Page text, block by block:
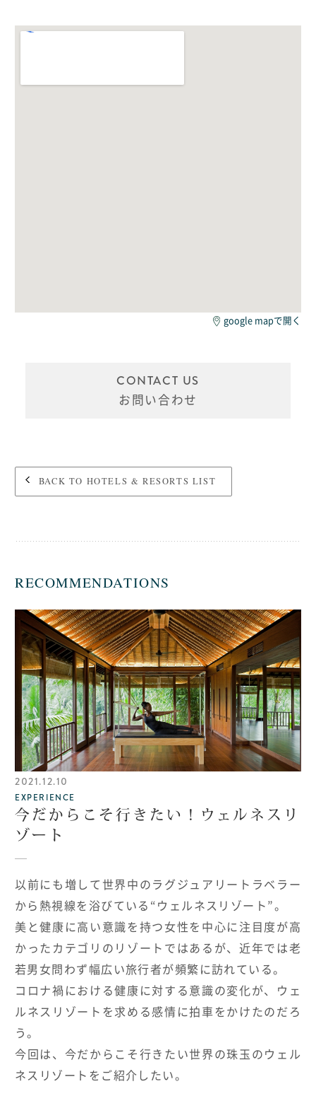
google mapで開く
CONTACT US
お問い合わせ
BACK TO HOTELS & RESORTS LIST
RECOMMENDATIONS
2021.12.10
EXPERIENCE
今だからこそ行きたい！ウェルネスリ
ゾート
以前にも増して世界中のラグジュアリートラベラー
から熱視線を浴びている“ウェルネスリゾート”。
美と健康に高い意識を持つ女性を中心に注目度が高
かったカテゴリのリゾートではあるが、近年では老
若男女問わず幅広い旅行者が頻繁に訪れている。
コロナ禍における健康に対する意識の変化が、ウェ
ルネスリゾートを求める感情に拍車をかけたのだろ
う。
今回は、今だからこそ行きたい世界の珠玉のウェル
ネスリゾートをご紹介したい。